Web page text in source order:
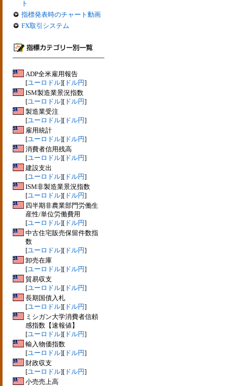
ト
指標発表時のチャート動画
FX取引システム
ADP全米雇用報告
[ユーロドル][ ドル円]
ISM製造業景況指数
[ユーロドル][ ドル円]
製造業受注
[ユーロドル][ ドル円]
雇用統計
[ユーロドル][ ドル円]
消費者信用残高
[ユーロドル][ ドル円]
建設支出
[ユーロドル][ ドル円]
ISM非製造業景況指数
[ユーロドル][ ドル円]
四半期非農業部門労働生
産性/単位労働費用
[ユーロドル][ ドル円]
中古住宅販売保留件数指
数
[ユーロドル][ ドル円]
卸売在庫
[ユーロドル][ ドル円]
貿易収支
[ユーロドル][ ドル円]
長期国債入札
[ユーロドル][ ドル円]
ミシガン大学消費者信頼
感指数【速報値】
[ユーロドル][ ドル円]
輸入物価指数
[ユーロドル][ ドル円]
財政収支
[ユーロドル][ ドル円]
小売売上高